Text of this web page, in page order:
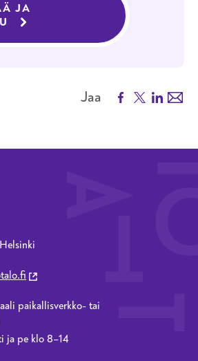
JA
KOULUTUKSEEN
Jaa Facebook
X LinkedIn
paikallisverkko- tai
ja pe klo 8–14